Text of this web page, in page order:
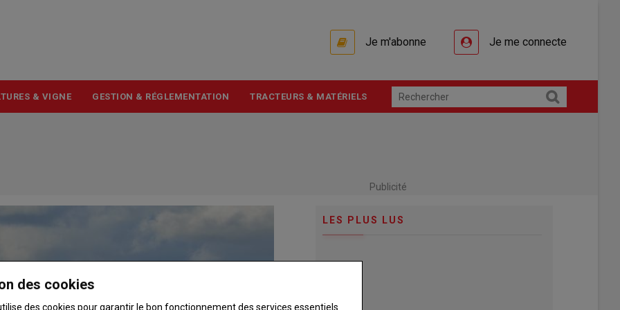
Je m'abonne Je me connecte
& VIGNE GESTION & RÉGLEMENTATION TRACTEURS & MATÉRIELS
Publicité
LES PLUS LUS
des cookies
des cookies pour garantir le bon fonctionnement des services essentiels